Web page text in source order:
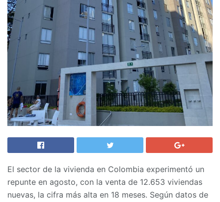
El sector de la vivienda en Colombia experimentó un
repunte en agosto, con la venta de 12.653 viviendas
nuevas, la cifra más alta en 18 meses. Según datos de